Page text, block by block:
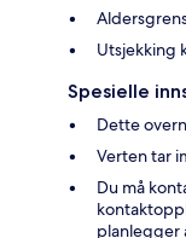
Utsjekking
Spesielle
Dette
Verten tar
Du må
planlegger